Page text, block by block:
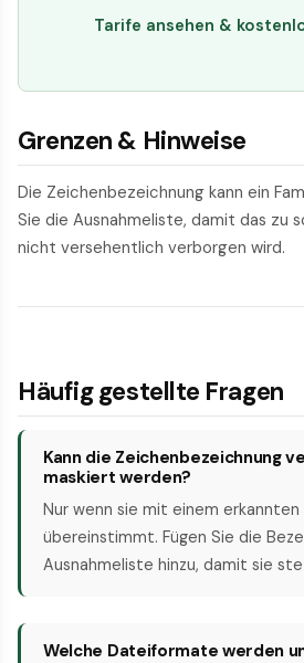
Tarife ansehen &
Grenzen & Hinweise
Die Zeichenbezeichnung kann ein
Sie die Ausnahmeliste, damit das zu
nicht versehentlich verborgen wird.
Häufig gestellte Fragen
Kann die Zeichenbezeichnung
maskiert werden?
Nur wenn sie mit einem erkannten
übereinstimmt. Fügen Sie die
Ausnahmeliste hinzu, damit sie
Welche Dateiformate werden